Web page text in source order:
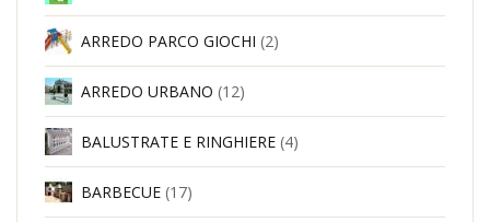
ARREDO PARCO GIOCHI (2)
ARREDO URBANO (12)
BALUSTRATE E RINGHIERE (4)
BARBECUE (17)